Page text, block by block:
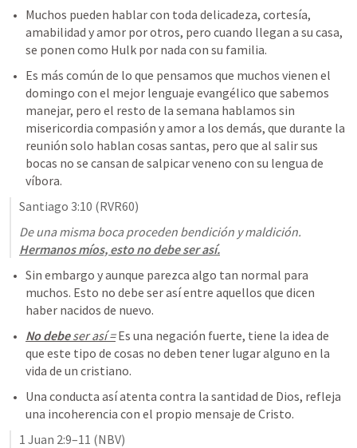
Muchos pueden hablar con toda delicadeza, cortesía,
amabilidad y amor por otros, pero cuando llegan a su casa,
se ponen como Hulk por nada con su familia.
Es más común de lo que pensamos que muchos vienen el
domingo con el mejor lenguaje evangélico que sabemos
manejar, pero el resto de la semana hablamos sin
misericordia compasión y amor a los demás, que durante la
reunión solo hablan cosas santas, pero que al salir sus
bocas no se cansan de salpicar veneno con su lengua de
víbora.
Santiago 3:10 (RVR60)
Hermanos míos, esto no debe ser así.
Sin embargo y aunque parezca algo tan normal para
muchos. Esto no debe ser así entre aquellos que dicen
haber nacidos de nuevo.
No debe ser así = Es una negación fuerte, tiene la idea de
que este tipo de cosas no deben tener lugar alguno en la
vida de un cristiano.
Una conducta así atenta contra la santidad de Dios, refleja
una incoherencia con el propio mensaje de Cristo.
1 Juan 2:9–11 (NBV)